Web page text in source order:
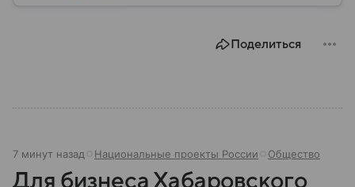
Поделиться
7 минут назад Национальные проекты России Общество
Для бизнеса Хабаровского